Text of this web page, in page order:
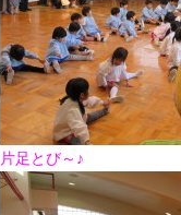
片足とび～♪